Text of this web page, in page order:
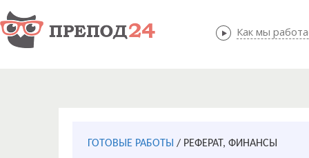
Как мы
Как мы
ГОТОВЫЕ РАБОТЫ / РЕФЕРАТ, ФИНАНСЫ